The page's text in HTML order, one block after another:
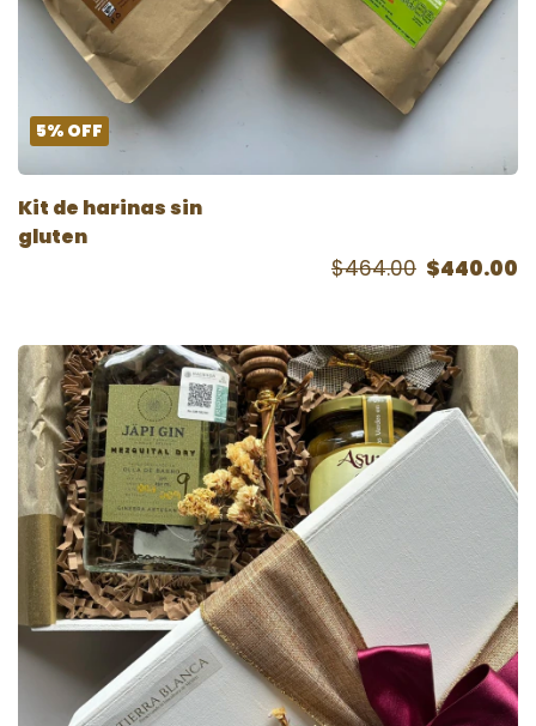
5% OFF
Kit de harinas sin
gluten
$464.00 $440.00